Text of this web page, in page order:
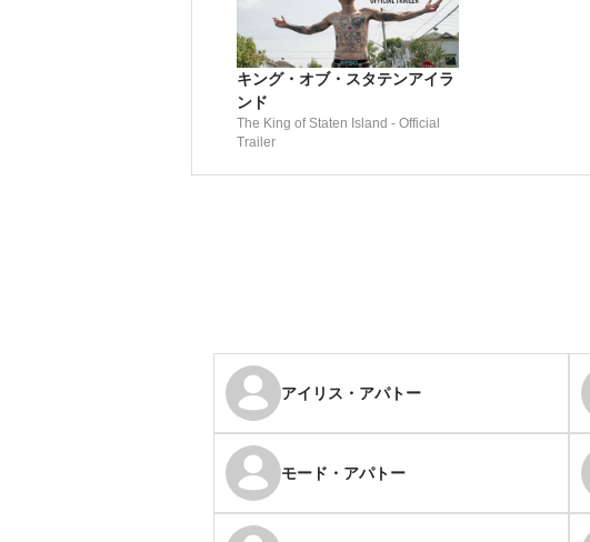
キング・オブ・スタテンアイラ
ンド
The King of Staten Island - Official
Trailer
アイリス・アパトー
モード・アパトー